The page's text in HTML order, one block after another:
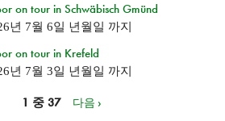
on tour in Schwäbisch Gmünd
년 7월 6일 년월일 까지
on tour in Krefeld
년 7월 3일 년월일 까지
1 중 37 다음 ›